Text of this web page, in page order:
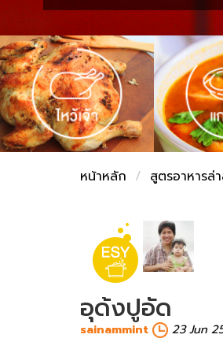
ชั่งตวงเนย
หน้าหลัก สูตรอาหารล่
อุด้งปูอัด
sainammint 23 Jun